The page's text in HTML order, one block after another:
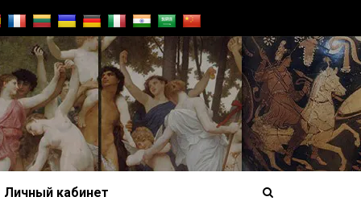
Личный кабинет